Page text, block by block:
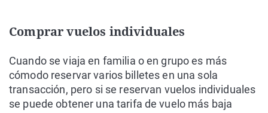
Comprar vuelos individuales
Cuando se viaja en familia o en grupo es más
cómodo reservar varios billetes en una sola
transacción, pero si se reservan vuelos individuales
se puede obtener una tarifa de vuelo más baja